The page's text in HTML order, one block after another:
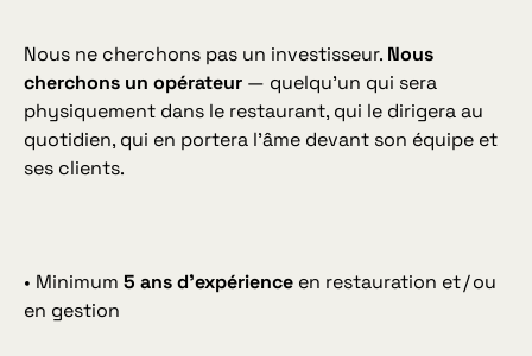
Nous ne cherchons pas un investisseur. Nous
cherchons un opérateur— quelqu’un qui sera
physiquement dans le restaurant, qui le dirigera au
quotidien, qui en portera l’âme devant son équipe et
ses clients.
• Minimum 5 ans d’expérienceen restauration et / ou
en gestion